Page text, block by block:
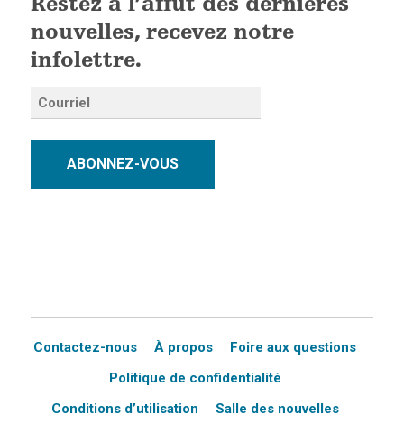
Restez à l’affût des dernières
nouvelles, recevez notre
infolettre.
ABONNEZ-VOUS
Contactez-nous À propos
Foire aux questions
Politique de confidentialité
Conditions d’utilisation
Salle des nouvelles